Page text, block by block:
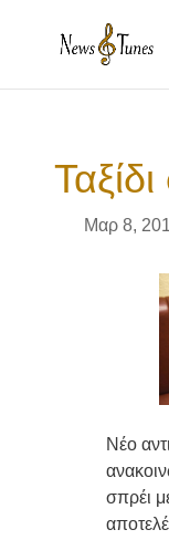
Μαρ 8,
Νέο
σπρέι